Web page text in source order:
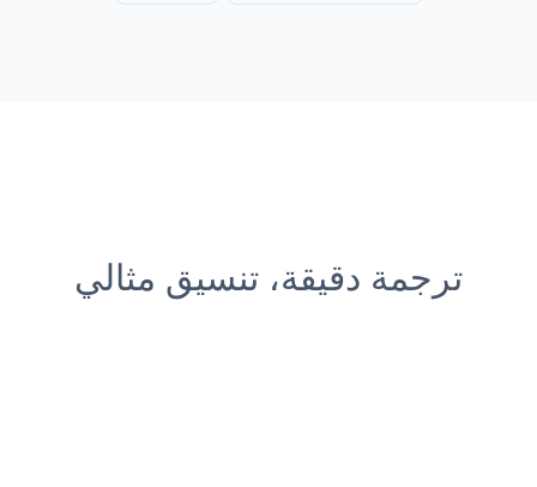
ترجمة دقيقة، تنسيق مثالي